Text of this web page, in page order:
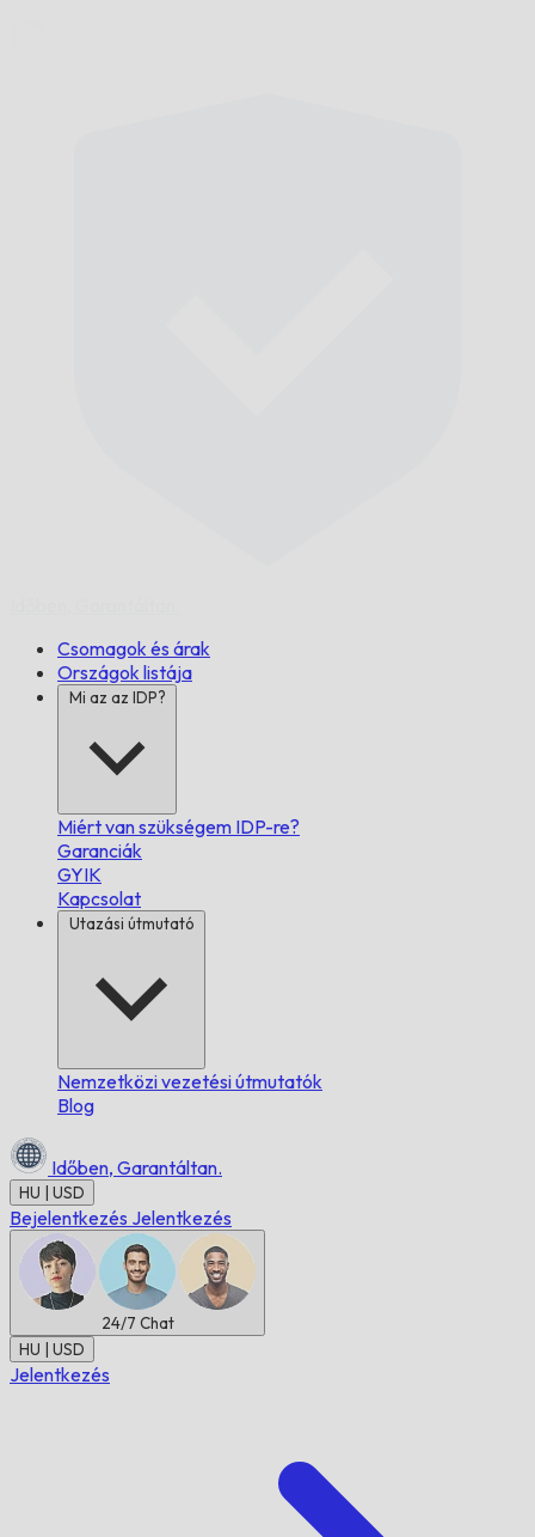
Csomagok és árak
Országok listája
Mi az az IDP?
Miért van szükségem IDP-re?
Garanciák
GYIK
Kapcsolat
Utazási útmutató
Nemzetközi vezetési útmutatók
Blog
Időben, Garantáltan.
HU | USD
Bejelentkezés Jelentkezés
24/7 Chat
HU | USD
Jelentkezés